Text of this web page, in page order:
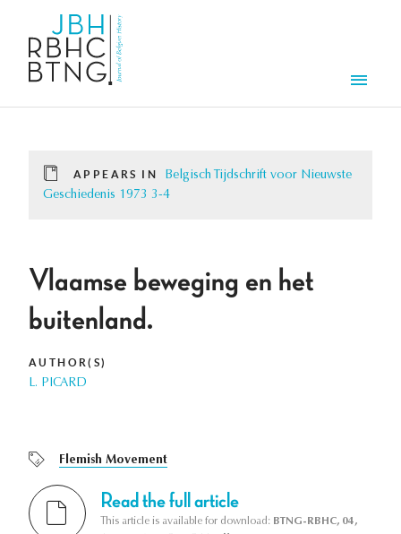
APPEARS IN
Belgisch Tijdschrift voor Nieuwste
Geschiedenis 1973 3-4
Vlaamse beweging en het
buitenland.
AUTHOR(S)
L. PICARD
Flemish Movement
Read the full article
This article is available for download: BTNG-RBHC, 04,